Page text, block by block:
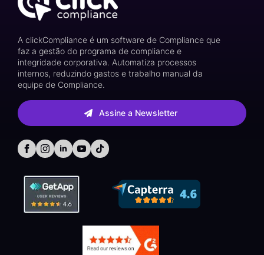
A clickCompliance é um software de Compliance que
faz a gestão do programa de compliance e
integridade corporativa. Automatiza processos
internos, reduzindo gastos e trabalho manual da
equipe de Compliance.
Assine a Newsletter